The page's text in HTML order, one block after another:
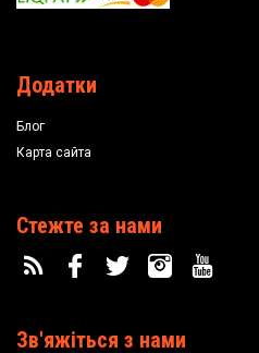
Додатки
Блог
Карта сайта
Стежте за нами
Зв'яжіться з нами